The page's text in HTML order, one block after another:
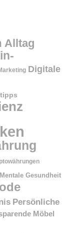
Alltag
Digitale
Mentale Gesundheit
Persönliche
Möbel